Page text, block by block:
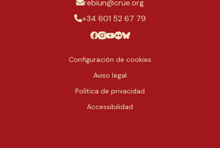
rebiun@crue.org
+34 601 52 67 79
Configuración de cookies
Aviso legal
Política de privacidad
Accessibilidad